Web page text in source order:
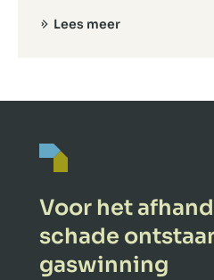
Lees meer
Voor het
schade
gaswinning